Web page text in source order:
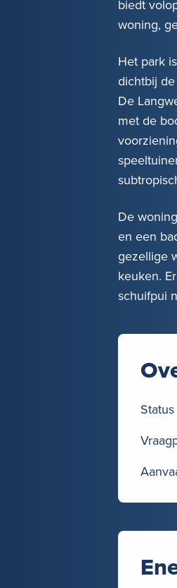
biedt
woning,
Het park
dichtbij
De
met de
De
en een
gezellige
keuken.
schuifpui
Status